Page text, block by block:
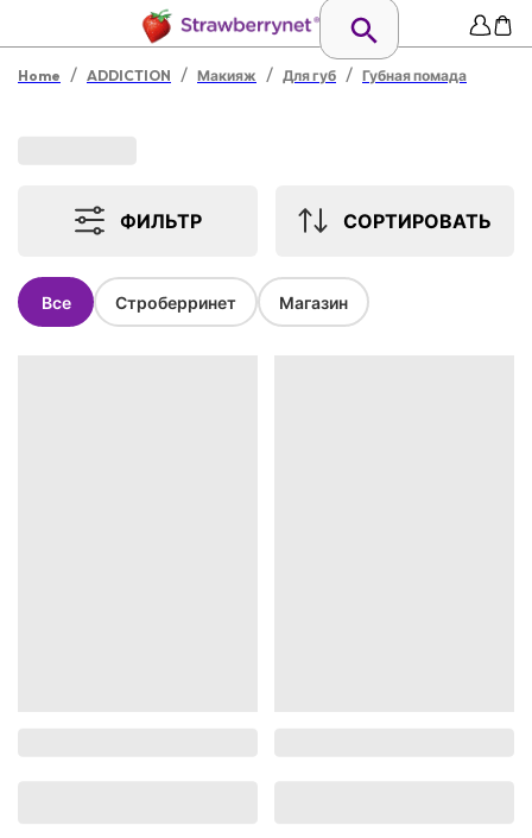
Home / ADDICTION / Макияж / Для губ / Губная помада
ФИЛЬТР СОРТИРОВАТЬ
Все Строберринет Магазин